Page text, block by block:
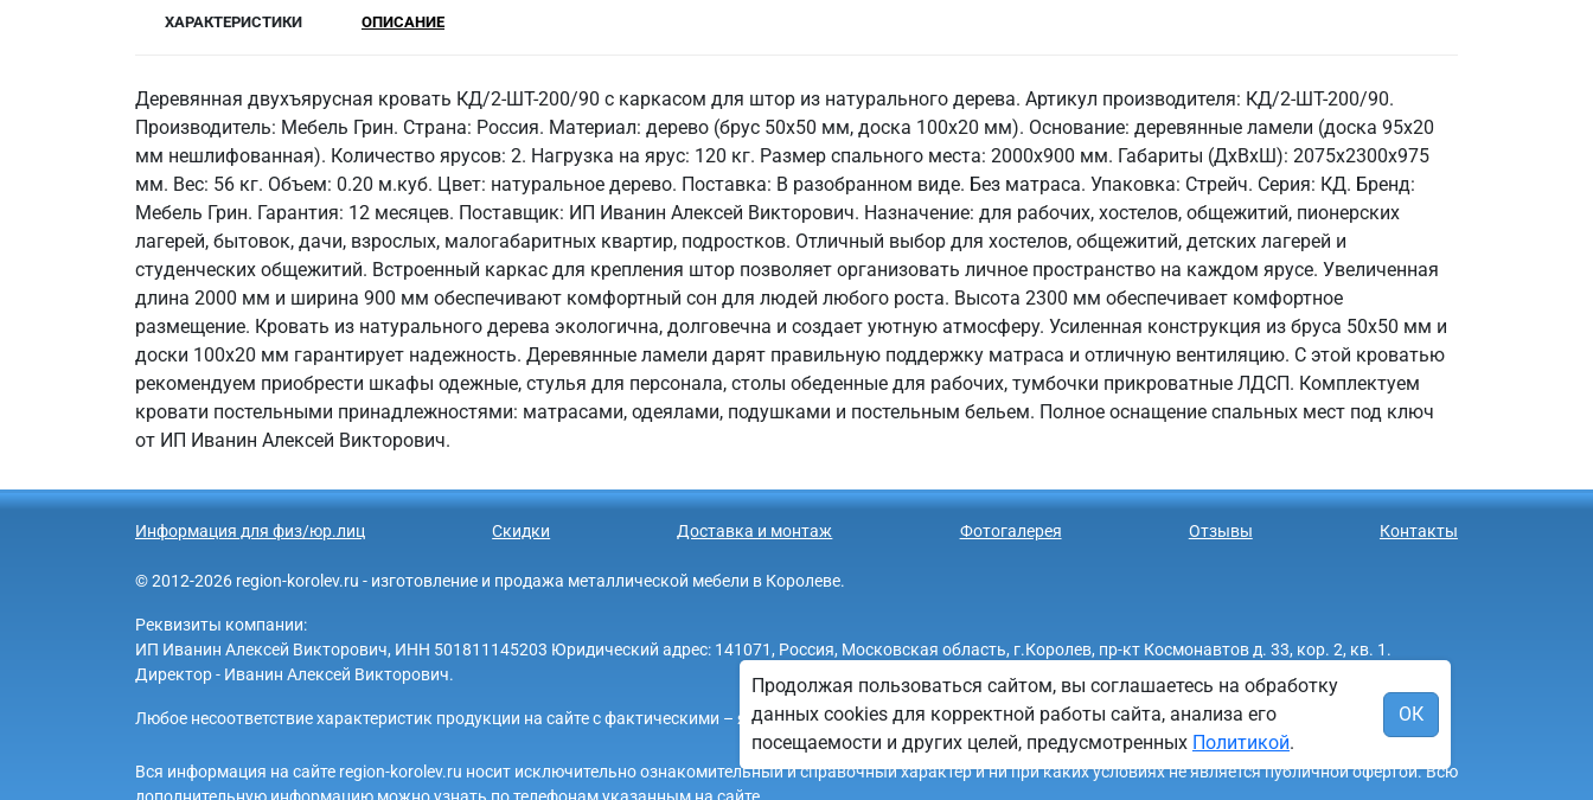
ХАРАКТЕРИСТИКИ ОПИСАНИЕ
Деревянная двухъярусная кровать КД/2-ШТ-200/90 с каркасом для штор из натурального дерева. Артикул производителя: КД/2-ШТ-200/90.
Производитель: Мебель Грин. Страна: Россия. Материал: дерево (брус 50х50 мм, доска 100х20 мм). Основание: деревянные ламели (доска 95х20
мм нешлифованная). Количество ярусов: 2. Нагрузка на ярус: 120 кг. Размер спального места: 2000х900 мм. Габариты (ДхВхШ): 2075х2300х975
мм. Вес: 56 кг. Объем: 0.20 м.куб. Цвет: натуральное дерево. Поставка: В разобранном виде. Без матраса. Упаковка: Стрейч. Серия: КД. Бренд:
Мебель Грин. Гарантия: 12 месяцев. Поставщик: ИП Иванин Алексей Викторович. Назначение: для рабочих, хостелов, общежитий, пионерских
лагерей, бытовок, дачи, взрослых, малогабаритных квартир, подростков. Отличный выбор для хостелов, общежитий, детских лагерей и
студенческих общежитий. Встроенный каркас для крепления штор позволяет организовать личное пространство на каждом ярусе. Увеличенная
длина 2000 мм и ширина 900 мм обеспечивают комфортный сон для людей любого роста. Высота 2300 мм обеспечивает комфортное
размещение. Кровать из натурального дерева экологична, долговечна и создает уютную атмосферу. Усиленная конструкция из бруса 50х50 мм и
доски 100х20 мм гарантирует надежность. Деревянные ламели дарят правильную поддержку матраса и отличную вентиляцию. С этой кроватью
рекомендуем приобрести шкафы одежные, стулья для персонала, столы обеденные для рабочих, тумбочки прикроватные ЛДСП. Комплектуем
кровати постельными принадлежностями: матрасами, одеялами, подушками и постельным бельем. Полное оснащение спальных мест под ключ
от ИП Иванин Алексей Викторович.
Информация для физ/юр.лиц Скидки Доставка и монтаж Фотогалерея Отзывы Контакты
© 2012-2026 region-korolev.ru - изготовление и продажа металлической мебели в Королеве.
Реквизиты компании:
ИП Иванин Алексей Викторович, ИНН 501811145203 Юридический адрес: 141071, Россия, Московская область, г.Королев, пр-кт Космонавтов д. 33, кор. 2, кв. 1.
Директор - Иванин Алексей Викторович.
Любое несоответствие характеристик продукции на сайте с фактическими – является опечаткой.
Вся информация на сайте region-korolev.ru носит исключительно ознакомительный и справочный характер и ни при каких условиях не является публичной офертой. Всю
Продолжая пользоваться сайтом, вы соглашаетесь на обработку
данных cookies для корректной работы сайта, анализа его
посещаемости и других целей, предусмотренных Политикой.
ОК